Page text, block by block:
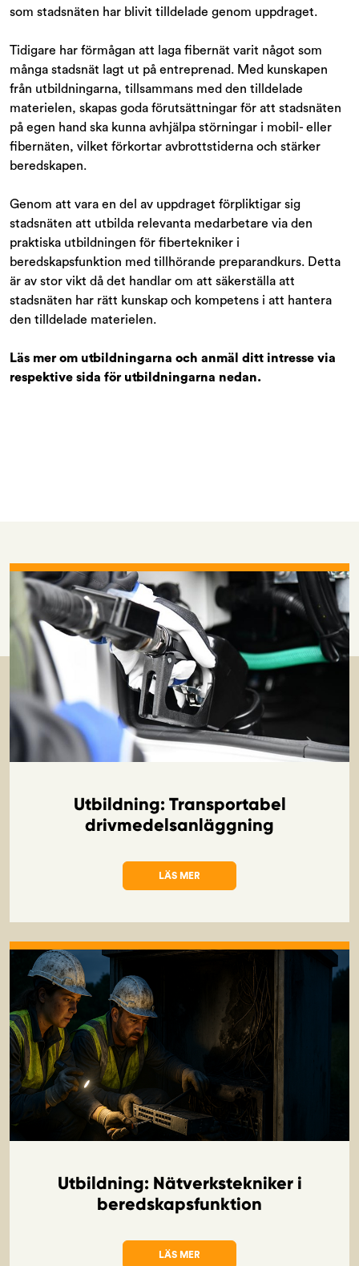
som stadsnäten har blivit tilldelade genom uppdraget.
Tidigare har förmågan att laga fibernät varit något som
många stadsnät lagt ut på entreprenad. Med kunskapen
från utbildningarna, tillsammans med den tilldelade
materielen, skapas goda förutsättningar för att stadsnäten
på egen hand ska kunna avhjälpa störningar i mobil- eller
fibernäten, vilket förkortar avbrottstiderna och stärker
beredskapen.
Genom att vara en del av uppdraget förpliktigar sig
stadsnäten att utbilda relevanta medarbetare via den
praktiska utbildningen för fibertekniker i
beredskapsfunktion med tillhörande preparandkurs. Detta
är av stor vikt då det handlar om att säkerställa att
stadsnäten har rätt kunskap och kompetens i att hantera
den tilldelade materielen.
Läs mer om utbildningarna och anmäl ditt intresse via
respektive sida för utbildningarna nedan.
Utbildning: Transportabel
drivmedelsanläggning
LÄS MER
OM UTBILDNING: TRANSPORTABEL
Utbildning: Nätverkstekniker i
beredskapsfunktion
LÄS MER